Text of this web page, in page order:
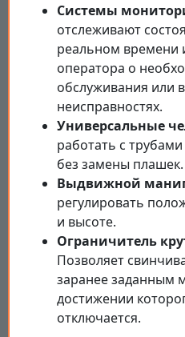
Системы
отслеживают
реальном времени
оператора о
обслуживания или
неисправностях.
Универсальные
работать с
без замены плашек.
Выдвижной
регулировать
и высоте.
Ограничитель
Позволяет
заранее заданным
достижении
отключается.